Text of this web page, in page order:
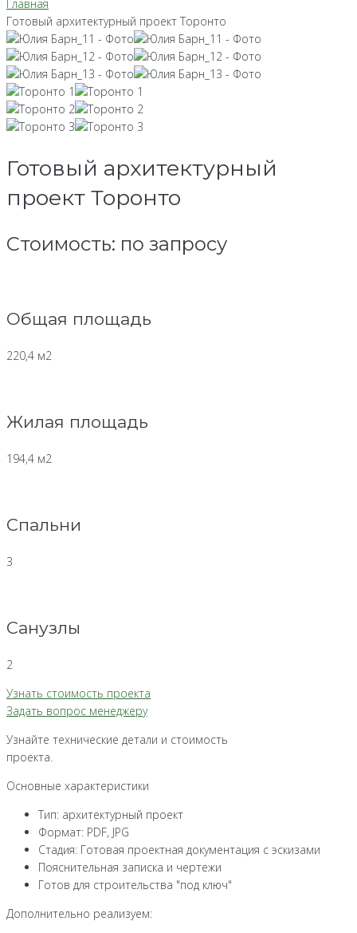
Главная
Готовый архитектурный проект Торонто
Готовый архитектурный
проект Торонто
Стоимость: по запросу
Общая площадь
220,4 м2
Жилая площадь
194,4 м2
Спальни
3
Санузлы
2
Узнать стоимость проекта
Задать вопрос менеджеру
Узнайте технические детали и стоимость
проекта.
Основные характеристики
Тип: архитектурный проект
Формат: PDF, JPG
Стадия: Готовая проектная документация с эскизами
Пояснительная записка и чертежи
Готов для строительства "под ключ"
Дополнительно реализуем: